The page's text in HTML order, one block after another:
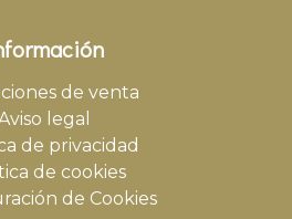
de venta
legal
de privacidad
de cookies
de Cookies